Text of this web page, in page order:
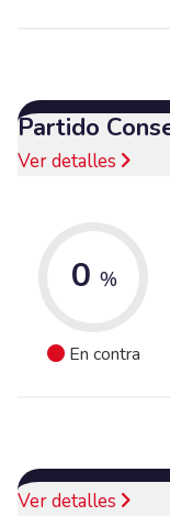
Partido
Ver detalles
0 %
En contra
Ver detalles